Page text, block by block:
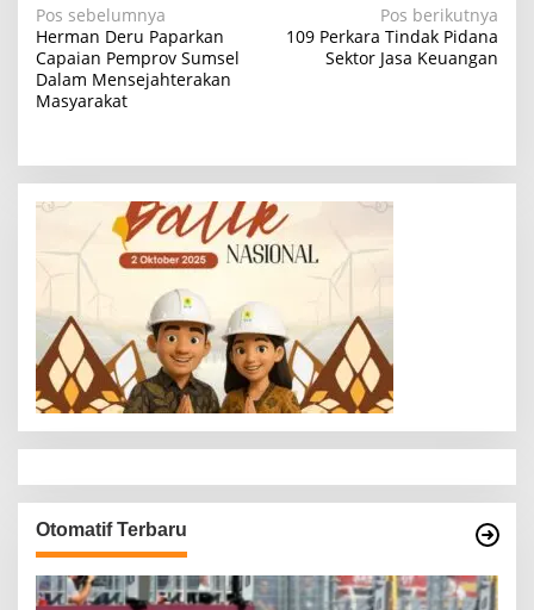
N
a
v
a
s
p
o
s
Pos sebelumnya
Herman Deru Paparkan
Capaian Pemprov Sumsel
Dalam Mensejahterakan
Masyarakat
Pos berikutnya
109 Perkara Tindak Pidana
Sektor Jasa Keuangan
Otomatif Terbaru